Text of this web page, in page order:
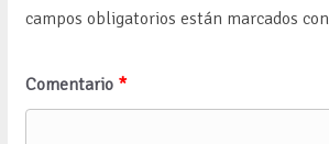
campos obligatorios están marcados con
Comentario *